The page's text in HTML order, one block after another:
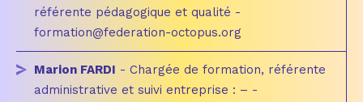
référente pédagogique et qualité -
formation@federation-octopus.org
Marion FARDI - Chargée de formation, référente
administrative et suivi entreprise : – -